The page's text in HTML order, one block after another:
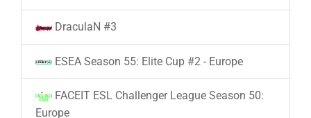
DraculaN #3
ESEA Season 55: Elite Cup #2 - Europe
FACEIT ESL Challenger League Season 50:
Europe